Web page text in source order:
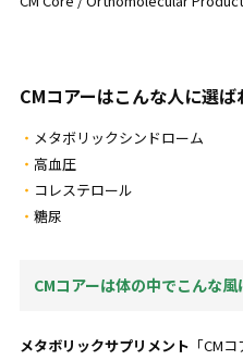
CMコアーはこんな人に選ば
メタボリックシンドローム
高血圧
コレステロール
糖尿
CMコアーは体の中でこんな風
メタボリックサプリメント 「CM